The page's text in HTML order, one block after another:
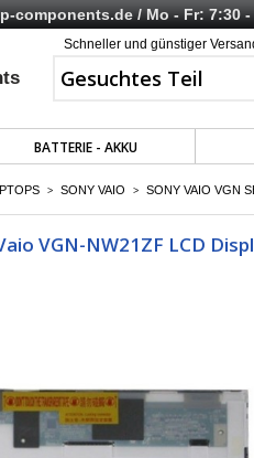
components.de/ Mo - Fr: 7:30 -
Schneller und günstiger
BATTERIE - AKKU
> SONY VAIO > SONY VAIO VGN
VGN-NW21ZF LCD